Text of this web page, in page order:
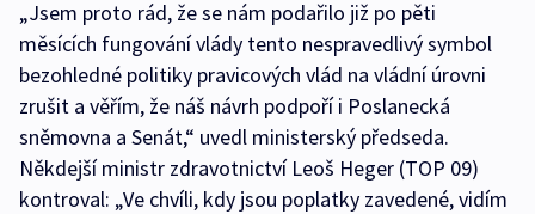
„Jsem proto rád, že se nám podařilo již po pěti
měsících fungování vlády tento nespravedlivý symbol
bezohledné politiky pravicových vlád na vládní úrovni
zrušit a věřím, že náš návrh podpoří i Poslanecká
sněmovna a Senát,“ uvedl ministerský předseda.
Někdejší ministr zdravotnictví Leoš Heger (TOP 09)
kontroval: „Ve chvíli, kdy jsou poplatky zavedené, vidím